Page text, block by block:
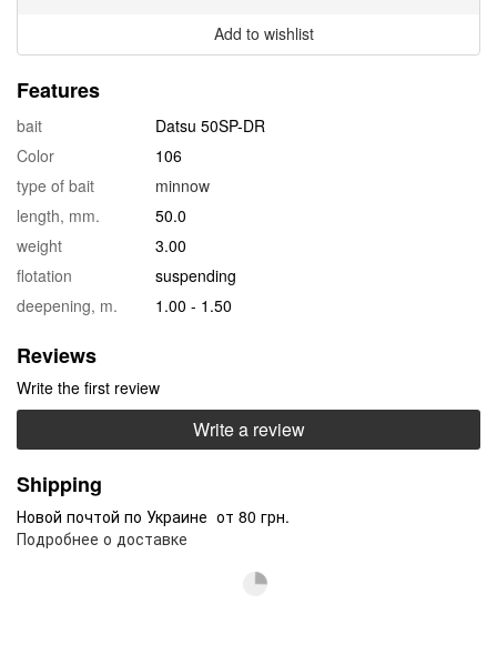
Add to wishlist
Features
bait
Datsu 50SP-DR
Color
106
type of bait
minnow
length, mm.
50.0
weight
3.00
flotation
suspending
deepening, m.
1.00 - 1.50
Reviews
Write the first review
Write a review
Shipping
Новой почтой по Украине от 80 грн.
Подробнее о доставке